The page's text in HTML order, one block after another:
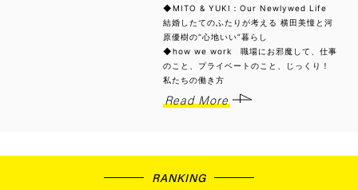
◆MITO & YUKI：Our Newlywed Life
結婚したてのふたりが考える 横田美憧と河
原優樹の“心地いい”暮らし
◆how we work 職場にお邪魔して、仕事
のこと、プライベートのこと、じっくり！
私たちの働き方
Read More
RANKING